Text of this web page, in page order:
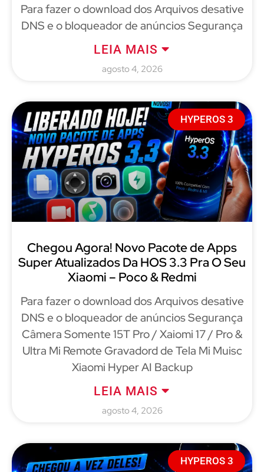
Para fazer o download dos Arquivos desative
DNS e o bloqueador de anúncios Segurança
LEIA MAIS
agosto 4, 2026
HYPEROS 3
Chegou Agora! Novo Pacote de Apps
Super Atualizados Da HOS 3.3 Pra O Seu
Xiaomi – Poco & Redmi
Para fazer o download dos Arquivos desative
DNS e o bloqueador de anúncios Segurança
Câmera Somente 15T Pro / Xaiomi 17 / Pro &
Ultra Mi Remote Gravadord de Tela Mi Muisc
Xiaomi Hyper AI Backup
LEIA MAIS
agosto 4, 2026
HYPEROS 3